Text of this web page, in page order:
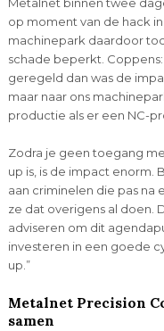
op moment van de hack
machinepark daardoor
schade beperkt.
geregeld dan was de
maar naar ons
productie als er een NC-
Zodra je geen toegang
up is, is de impact enorm.
aan criminelen die pas na
ze dat overigens al doen.
adviseren om dit
investeren in een goede
up.”
Metalnet Precision
samen